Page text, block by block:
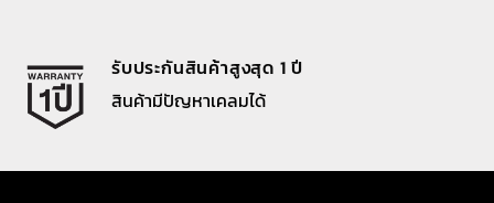
รับประกันสินค้าสูงสุด 1 ปี
สินค้ามีปัญหาเคลมได้